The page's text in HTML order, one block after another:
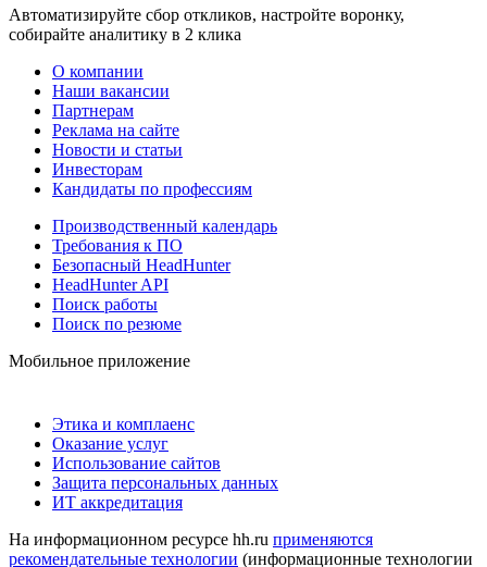
Автоматизируйте сбор откликов, настройте воронку,
собирайте аналитику в 2 клика
О компании
Наши вакансии
Партнерам
Реклама на сайте
Новости и статьи
Инвесторам
Кандидаты по профессиям
Производственный календарь
Требования к ПО
Безопасный HeadHunter
HeadHunter API
Поиск работы
Поиск по резюме
Мобильное приложение
Этика и комплаенс
Оказание услуг
Использование сайтов
Защита персональных данных
ИТ аккредитация
На информационном ресурсе hh.ru применяются
рекомендательные технологии (информационные технологии